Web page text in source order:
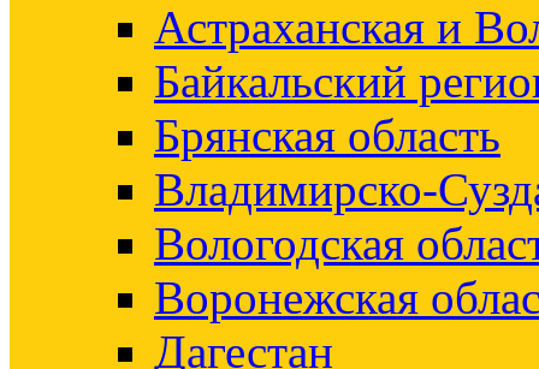
Астраханская и
Байкальский
Брянская область
Владимирско-
Вологодская
Воронежская
Дагестан